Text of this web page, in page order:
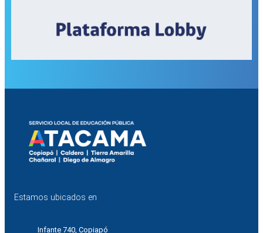
Estamos ubicados en
Infante 740, Copiapó